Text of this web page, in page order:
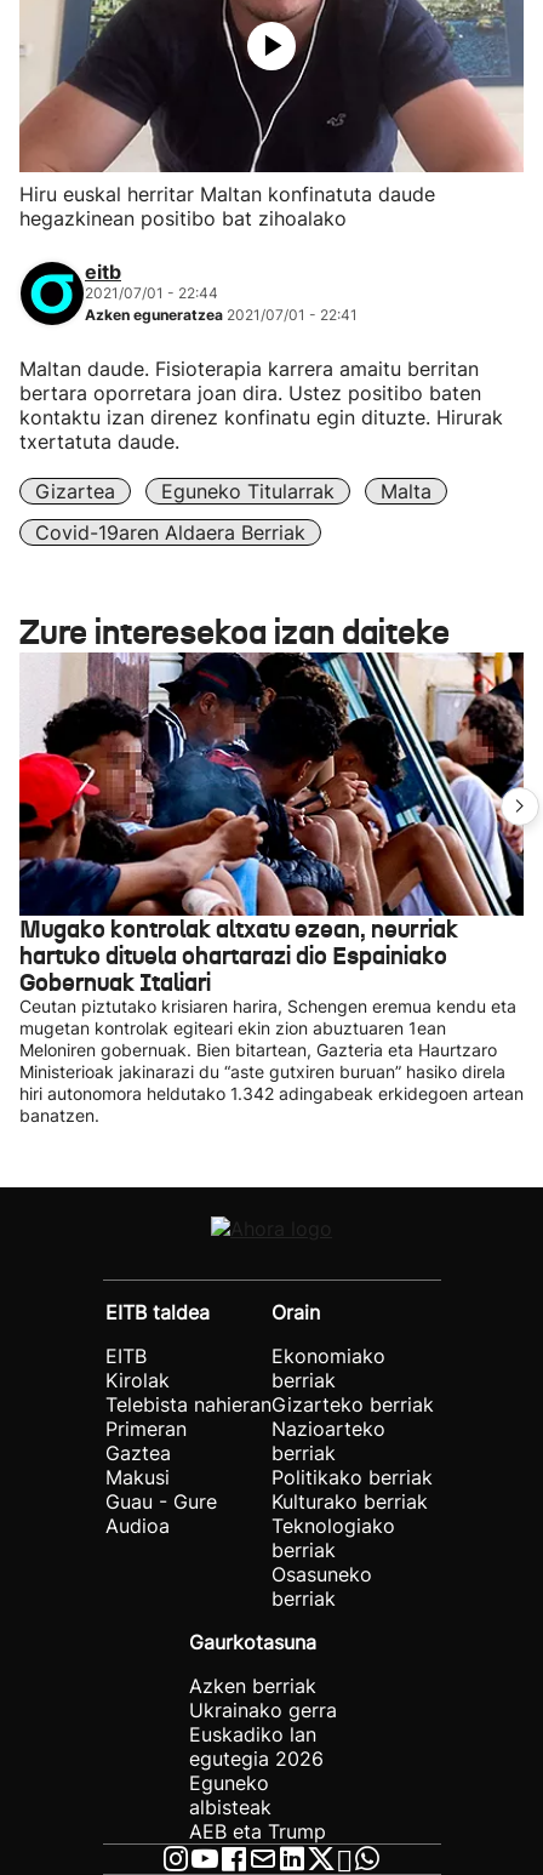
Hiru euskal herritar Maltan konfinatuta daude
hegazkinean positibo bat zihoalako
eitb
2021/07/01 - 22:44
Azken eguneratzea 2021/07/01 - 22:41
Maltan daude. Fisioterapia karrera amaitu berritan
bertara oporretara joan dira. Ustez positibo baten
kontaktu izan direnez konfinatu egin dituzte. Hirurak
txertatuta daude.
Gizartea Eguneko Titularrak
Malta
Covid-19aren Aldaera Berriak
Zure interesekoa izan daiteke
Mugako kontrolak altxatu ezean, neurriak
hartuko dituela ohartarazi dio Espainiako
Gobernuak Italiari
Ceutan piztutako krisiaren harira, Schengen eremua kendu eta
mugetan kontrolak egiteari ekin zion abuztuaren 1ean
Meloniren gobernuak. Bien bitartean, Gazteria eta Haurtzaro
Ministerioak jakinarazi du “aste gutxiren buruan” hasiko direla
hiri autonomora heldutako 1.342 adingabeak erkidegoen artean
banatzen.
EITB taldea
EITB
Kirolak
Telebista nahieran
Primeran
Gaztea
Makusi
Guau - Gure
Audioa
Orain
Ekonomiako
berriak
Gizarteko berriak
Nazioarteko
berriak
Politikako berriak
Kulturako berriak
Teknologiako
berriak
Osasuneko
berriak
Gaurkotasuna
Azken berriak
Ukrainako gerra
Euskadiko lan
egutegia 2026
Eguneko
albisteak
AEB eta Trump